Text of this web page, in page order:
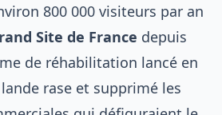
800 000 visiteurs par an
Site de France depuis
de réhabilitation lancé en
rase et supprimé les